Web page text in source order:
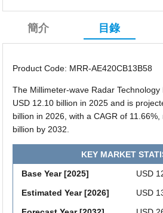
簡介 目錄
Product Code: MRR-AE420CB13B58
The Millimeter-wave Radar
USD 12.10 billion in 2025 and is
billion in 2026, with a CAGR of
billion by 2032.
KEY MARKET
Base Year [2025]
USD
Estimated Year [2026]
USD